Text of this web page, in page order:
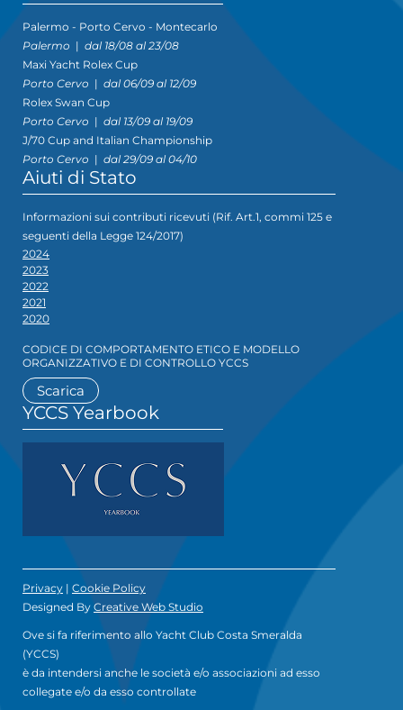
Palermo - Porto Cervo - Montecarlo
Palermo | dal 18/08 al 23/08
Maxi Yacht Rolex Cup
Porto Cervo | dal 06/09 al 12/09
Rolex Swan Cup
Porto Cervo | dal 13/09 al 19/09
J/70 Cup and Italian Championship
Porto Cervo | dal 29/09 al 04/10
Aiuti di Stato
Informazioni sui contributi ricevuti (Rif. Art.1, commi 125 e
seguenti della Legge 124/2017)
2024
2023
2022
2021
2020
CODICE DI COMPORTAMENTO ETICO E MODELLO
ORGANIZZATIVO E DI CONTROLLO YCCS
Scarica
YCCS Yearbook
Privacy | Cookie Policy
Designed By Creative Web Studio
Ove si fa riferimento allo Yacht Club Costa Smeralda
(YCCS)
è da intendersi anche le società e/o associazioni ad esso
collegate e/o da esso controllate